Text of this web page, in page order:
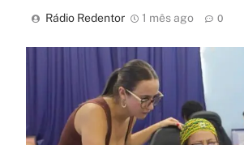
Rádio Redentor 1 mês ago 0